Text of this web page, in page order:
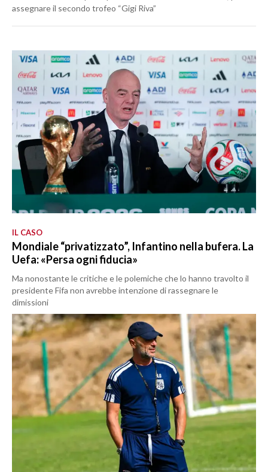
assegnare il secondo trofeo “Gigi Riva”
IL CASO
Mondiale “privatizzato”, Infantino nella bufera. La
Uefa: «Persa ogni fiducia»
Ma nonostante le critiche e le polemiche che lo hanno travolto il
presidente Fifa non avrebbe intenzione di rassegnare le
dimissioni